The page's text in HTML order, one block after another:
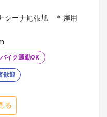
シーナ尾張旭 ＊雇用
イク通勤OK
歓迎
る